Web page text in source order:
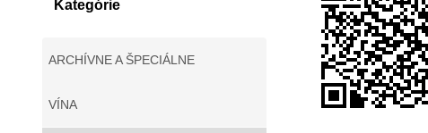
Kategórie
ARCHÍVNE A ŠPECIÁLNE
VÍNA